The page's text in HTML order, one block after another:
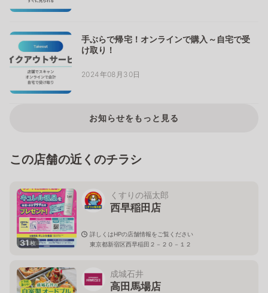
手ぶらで帰宅！オンラインで購入～自宅で受
け取り！
2024年08月30日
お知らせをもっと見る
この店舗の近くのチラシ
31枚
くすりの福太郎
西早稲田店
詳しくはHPの店舗情報をご覧ください
東京都新宿区西早稲田２－２０－１２
成城石井
高田馬場店